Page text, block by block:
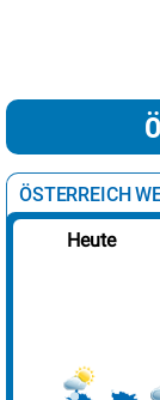
ÖSTERREICH
Heute